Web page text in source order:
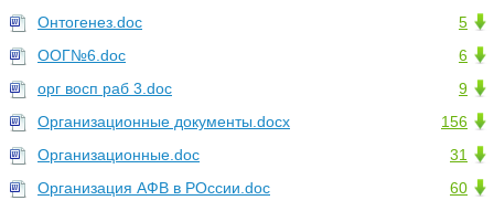
5
Онтогенез.doc
6
ООГ№6.doc
9
орг восп раб 3.doc
156
Организационные документы.docx
31
Организационные.doc
60
Организация АФВ в РОссии.doc